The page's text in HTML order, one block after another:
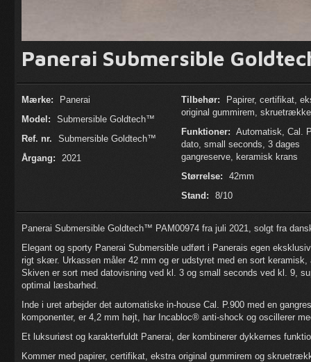
Panerai Submersible
Mærke:
Panerai
Model:
Submersible Goldtech™
Ref. nr.
Submersible Goldtech™
Årgang:
2021
Tilbehør:
Papirer, certifikat,
original gummirem,
Funktioner: Automatisk, Cal.
dato, small seconds, 3 dages
gangreserve, keramisk krans
Størrelse:
42mm
Stand:
8/10
Panerai Submersible Goldtech™ PAM00974 fra juli 2021, solgt fra
Elegant og sporty Panerai Submersible udført i Panerais egen
rigt skær. Urkassen måler 42 mm og er udstyret med en sort keramisk,
Skiven er sort med datovisning ved kl. 3 og small seconds ved kl. 9,
optimal læsbarhed.
Inde i uret arbejder det automatiske in-house Cal. P.900 med en
komponenter, er 4,2 mm højt, har Incabloc® anti-shock og oscillerer
Et luksuriøst og karakterfuldt Panerai, der kombinerer dykkernes
Kommer med papirer, certifikat, ekstra original gummirem og